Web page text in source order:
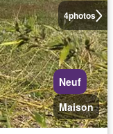
4photos
Neuf
Maison